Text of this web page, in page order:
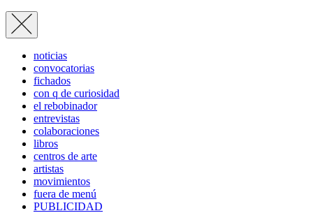
noticias
convocatorias
fichados
con q de curiosidad
el rebobinador
entrevistas
colaboraciones
libros
centros de arte
artistas
movimientos
fuera de menú
PUBLICIDAD